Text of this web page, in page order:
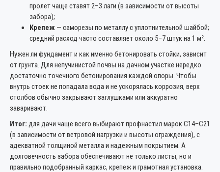
пролет чаще ставят 2–3 лаги (в зависимости от высоты
забора);
Крепеж — саморезы по металлу с уплотнительной шайбой;
средний расход часто составляет около 5–7 штук на 1 м².
Нужен ли фундамент и как именно бетонировать стойки, зависит
от грунта. Для непучинистой почвы на дачном участке нередко
достаточно точечного бетонирования каждой опоры. Чтобы
внутрь стоек не попадала вода и не ускорялась коррозия, верх
столбов обычно закрывают заглушками или аккуратно
заваривают.
Итог: для дачи чаще всего выбирают профнастил марок С14–С21
(в зависимости от ветровой нагрузки и высоты ограждения), с
адекватной толщиной металла и надежным покрытием. А
долговечность забора обеспечивают не только листы, но и
правильно подобранный каркас, крепеж и грамотная установка.